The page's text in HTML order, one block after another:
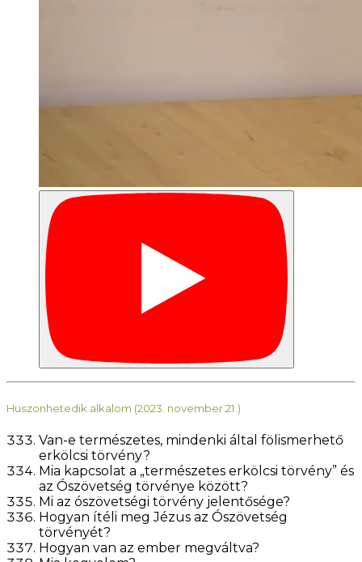
Huszonhetedik alkalom (2023. november 21.)
Van-e természetes, mindenki által fölismerhető
erkölcsi törvény?
Mia kapcsolat a „természetes erkölcsi törvény” és
az Ószövetség törvénye között?
Mi az ószövetségi törvény jelentősége?
Hogyan ítéli meg Jézus az Ószövetség
törvényét?
Hogyan van az ember megváltva?